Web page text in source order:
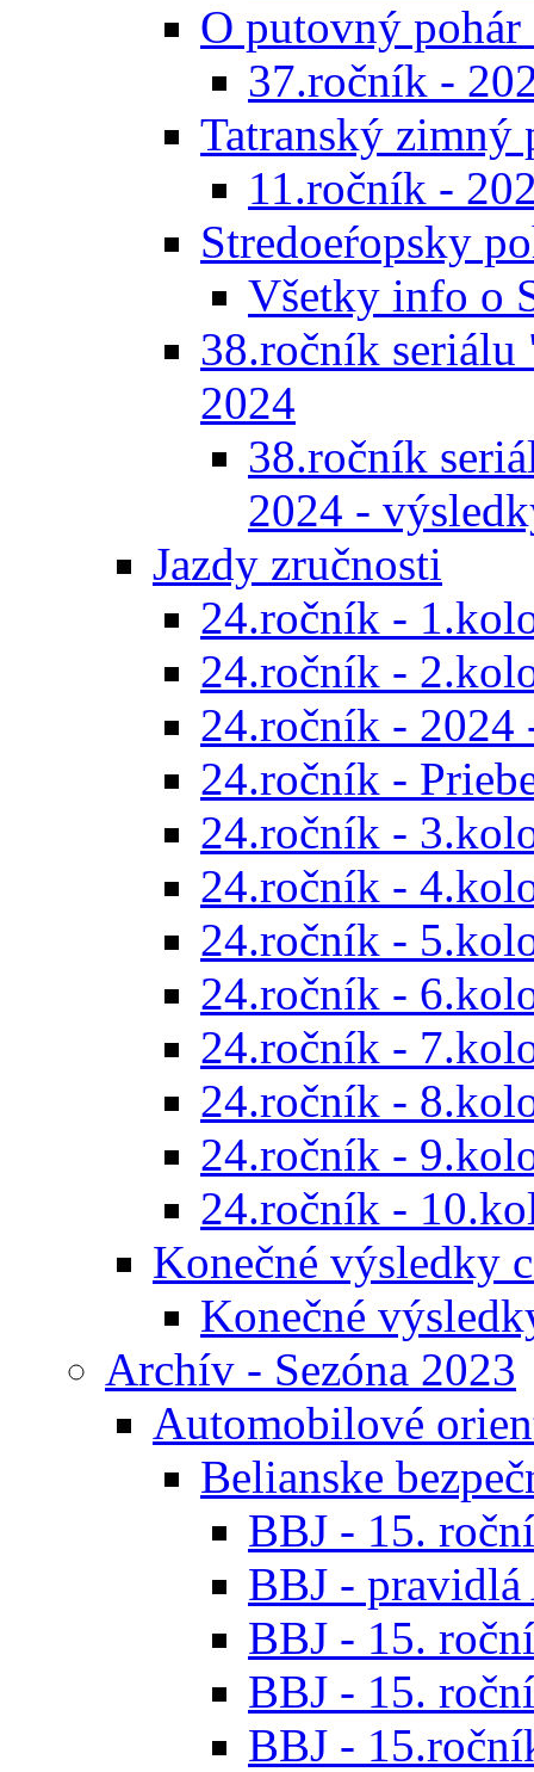
O putovný
37.ročník -
Tatranský zimný
11.ročník -
Stredoeŕopsky
Všetky info o
38.ročník
2024
38.ročník
2024 -
Jazdy zručnosti
24.ročník -
24.ročník -
24.ročník - 2024
24.ročník -
24.ročník -
24.ročník -
24.ročník -
24.ročník -
24.ročník -
24.ročník -
24.ročník -
24.ročník -
Konečné výsledky
Konečné
Archív - Sezóna 2023
Automobilové
Belianske
BBJ - 15.
BBJ - pravidlá
BBJ - 15.
BBJ - 15.
BBJ -